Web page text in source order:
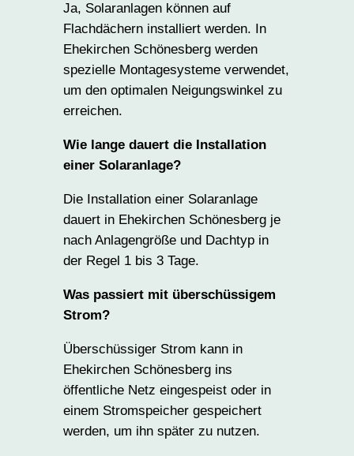
Ja, Solaranlagen können auf
Flachdächern installiert werden. In
Ehekirchen Schönesberg werden
spezielle Montagesysteme verwendet,
um den optimalen Neigungswinkel zu
erreichen.
Wie lange dauert die Installation
einer Solaranlage?
Die Installation einer Solaranlage
dauert in Ehekirchen Schönesberg je
nach Anlagengröße und Dachtyp in
der Regel 1 bis 3 Tage.
Was passiert mit überschüssigem
Strom?
Überschüssiger Strom kann in
Ehekirchen Schönesberg ins
öffentliche Netz eingespeist oder in
einem Stromspeicher gespeichert
werden, um ihn später zu nutzen.